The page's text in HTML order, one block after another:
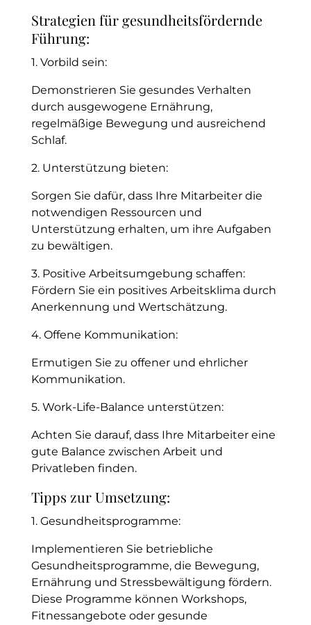
Strategien für gesundheitsfördernde
Führung:
1. Vorbild sein:
Demonstrieren Sie gesundes Verhalten
durch ausgewogene Ernährung,
regelmäßige Bewegung und ausreichend
Schlaf.
2. Unterstützung bieten:
Sorgen Sie dafür, dass Ihre Mitarbeiter die
notwendigen Ressourcen und
Unterstützung erhalten, um ihre Aufgaben
zu bewältigen.
3. Positive Arbeitsumgebung schaffen:
Fördern Sie ein positives Arbeitsklima durch
Anerkennung und Wertschätzung.
4. Offene Kommunikation:
Ermutigen Sie zu offener und ehrlicher
Kommunikation.
5. Work-Life-Balance unterstützen:
Achten Sie darauf, dass Ihre Mitarbeiter eine
gute Balance zwischen Arbeit und
Privatleben finden.
Tipps zur Umsetzung:
1. Gesundheitsprogramme:
Implementieren Sie betriebliche
Gesundheitsprogramme, die Bewegung,
Ernährung und Stressbewältigung fördern.
Diese Programme können Workshops,
Fitnessangebote oder gesunde